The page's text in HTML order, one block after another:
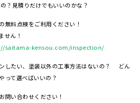
？見積りだけでもいいのかな？
料点検をご利用ください！
せん！
saitama-kensou.com/inspection/
したい、塗装以外の工事方法はないの？ どん
て選べばいいの？
い合わせください！